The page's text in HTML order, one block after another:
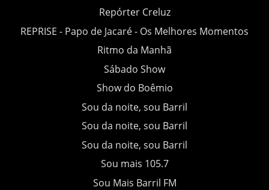
Repórter Creluz
REPRISE - Papo de Jacaré - Os Melhores Momentos
Ritmo da Manhã
Sábado Show
Show do Boêmio
Sou da noite, sou Barril
Sou da noite, sou Barril
Sou da noite, sou Barril
Sou mais 105.7
Sou Mais Barril FM